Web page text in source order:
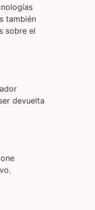
también
sobre el
devuelta